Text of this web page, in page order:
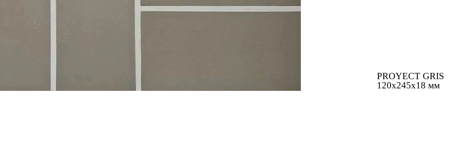
PROYECT GRIS
120x245x18 мм